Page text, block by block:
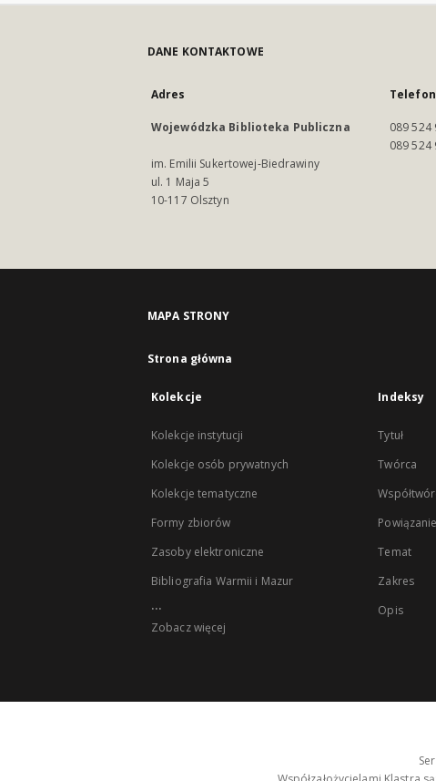
DANE KONTAKTOWE
Adres
Wojewódzka Biblioteka Publiczna
im. Emilii Sukertowej-Biedrawiny
ul. 1 Maja 5
10-117 Olsztyn
Telefon
089 524
089 524
MAPA STRONY
Strona główna
Kolekcje
Kolekcje instytucji
Kolekcje osób prywatnych
Kolekcje tematyczne
Formy zbiorów
Zasoby elektroniczne
Bibliografia Warmii i Mazur
...
Zobacz więcej
Indeksy
Tytuł
Twórca
Powiązanie
Temat
Zakres
Opis